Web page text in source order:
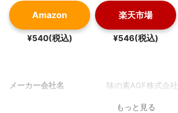
Amazon
¥540(税込)
楽天市場
¥546(税込)
メーカー会社名 味の素AGF株式会社
もっと見る